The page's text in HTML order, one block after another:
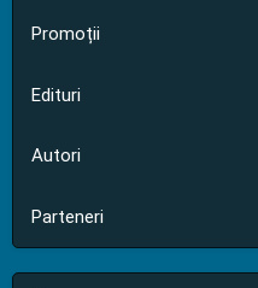
Promoții
Edituri
Autori
Parteneri